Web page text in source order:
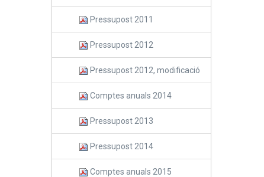
Pressupost 2011
Pressupost 2012
Pressupost 2012, modificació
Comptes anuals 2014
Pressupost 2013
Pressupost 2014
Comptes anuals 2015